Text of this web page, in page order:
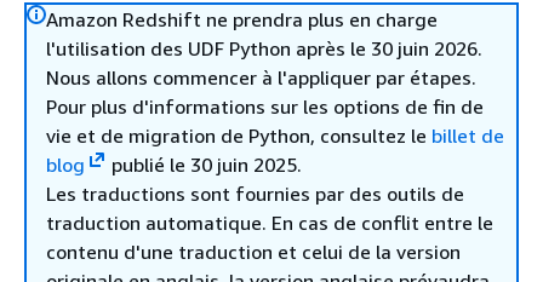
Amazon Redshift ne prendra plus en charge
l'utilisation des UDF Python après le 30 juin 2026.
Nous allons commencer à l'appliquer par étapes.
Pour plus d'informations sur les options de fin de
vie et de migration de Python, consultez le billet de
blog
publié le 30 juin 2025.
Les traductions sont fournies par des outils de
traduction automatique. En cas de conflit entre le
contenu d'une traduction et celui de la version